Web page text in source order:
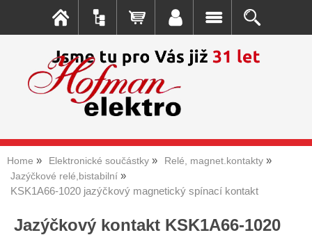
Home Elektronické součástky
Relé, magnet.kontakty
Jazýčkové relé,bistabilní
KSK1A66-1020 jazýčkový magnetický spínací kontakt
Jazýčkový kontakt KSK1A66-1020